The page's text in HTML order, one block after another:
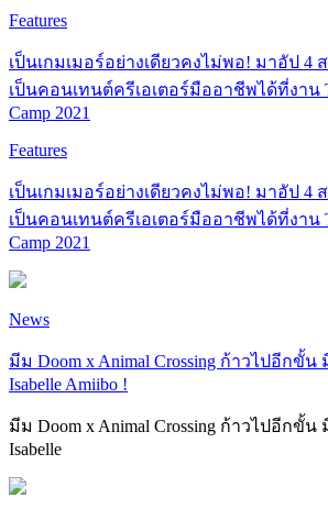
Features
เป็นเกมเมอร์อย่างเดียวคงไม่พอ! มาอัป 4
เป็นคอนเทนต์ครีเอเตอร์มืออาชีพได้ที่งาน
Camp 2021
Features
เป็นเกมเมอร์อย่างเดียวคงไม่พอ! มาอัป 4
เป็นคอนเทนต์ครีเอเตอร์มืออาชีพได้ที่งาน
Camp 2021
News
มีม Doom x Animal Crossing ก้าวไปอีกขั้น
Isabelle Amiibo !
มีม Doom x Animal Crossing ก้าวไปอีกขั้น
Isabelle